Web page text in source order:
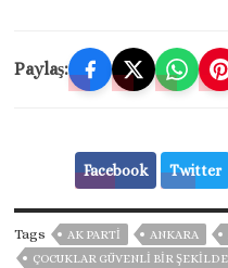
Paylaş:
Facebook Twitter
Tags AK PARTİ ANKARA
ÇOCUKLAR GÜVENLİ BİR